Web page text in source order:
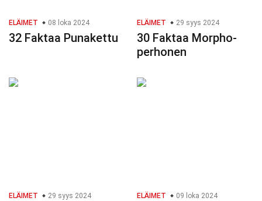
ELÄIMET 08 loka 2024
32 Faktaa Punakettu
ELÄIMET 29 syys 2024
30 Faktaa Morpho-
perhonen
ELÄIMET 29 syys 2024 ELÄIMET 09 loka 2024